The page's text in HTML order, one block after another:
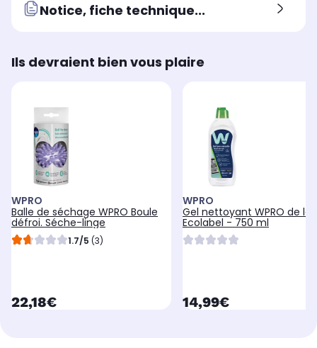
Notice, fiche technique...
Ils devraient bien vous plaire
WPRO
Balle de séchage WPRO Boule
défroi. Séche-linge
1.7/5 (3)
currentPrice
22,18€
WPRO
Gel nettoyant WPRO de
Ecolabel - 750 ml
currentPrice
14,99€